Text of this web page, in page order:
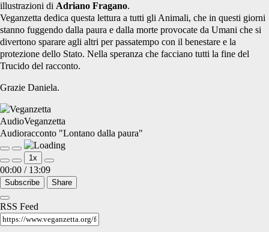
illustrazioni di Adriano Fragano.
Veganzetta dedica questa lettura a tutti gli Animali, che in questi giorni
stanno fuggendo dalla paura e dalla morte provocate da Umani che si
divertono sparare agli altri per passatempo con il benestare e la
protezione dello Stato. Nella speranza che facciano tutti la fine del
Trucido del racconto.
Grazie Daniela.
AudioVeganzetta
Audioracconto "Lontano dalla paura"
Play
Episode
Pause
Episode
1x
00:00 / 13:09
Subscribe Share
RSS Feed